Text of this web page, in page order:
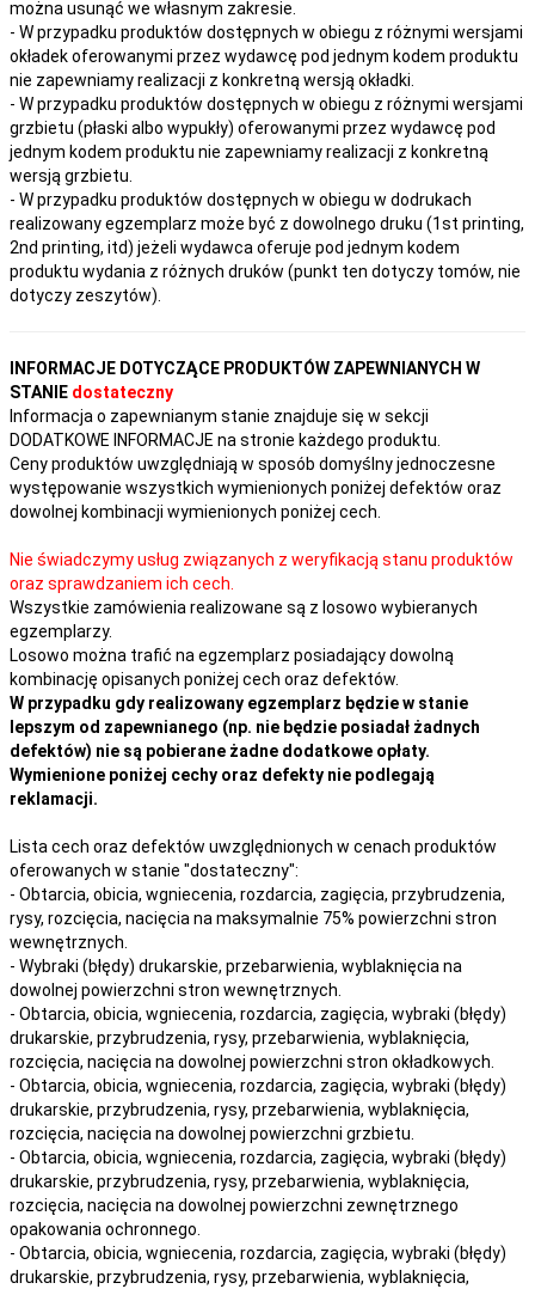
można usunąć we własnym zakresie.
- W przypadku produktów dostępnych w obiegu z różnymi wersjami
okładek oferowanymi przez wydawcę pod jednym kodem produktu
nie zapewniamy realizacji z konkretną wersją okładki.
- W przypadku produktów dostępnych w obiegu z różnymi wersjami
grzbietu (płaski albo wypukły) oferowanymi przez wydawcę pod
jednym kodem produktu nie zapewniamy realizacji z konkretną
wersją grzbietu.
- W przypadku produktów dostępnych w obiegu w dodrukach
realizowany egzemplarz może być z dowolnego druku (1st printing,
2nd printing, itd) jeżeli wydawca oferuje pod jednym kodem
produktu wydania z różnych druków (punkt ten dotyczy tomów, nie
dotyczy zeszytów).
INFORMACJE DOTYCZĄCE PRODUKTÓW ZAPEWNIANYCH W
STANIE dostateczny
Informacja o zapewnianym stanie znajduje się w sekcji
DODATKOWE INFORMACJE na stronie każdego produktu.
Ceny produktów uwzględniają w sposób domyślny jednoczesne
występowanie wszystkich wymienionych poniżej defektów oraz
dowolnej kombinacji wymienionych poniżej cech.
Nie świadczymy usług związanych z weryfikacją stanu produktów
oraz sprawdzaniem ich cech.
Wszystkie zamówienia realizowane są z losowo wybieranych
egzemplarzy.
Losowo można trafić na egzemplarz posiadający dowolną
kombinację opisanych poniżej cech oraz defektów.
W przypadku gdy realizowany egzemplarz będzie w stanie
lepszym od zapewnianego (np. nie będzie posiadał żadnych
defektów) nie są pobierane żadne dodatkowe opłaty.
Wymienione poniżej cechy oraz defekty nie podlegają
reklamacji.
Lista cech oraz defektów uwzględnionych w cenach produktów
oferowanych w stanie "dostateczny":
- Obtarcia, obicia, wgniecenia, rozdarcia, zagięcia, przybrudzenia,
rysy, rozcięcia, nacięcia na maksymalnie 75% powierzchni stron
wewnętrznych.
- Wybraki (błędy) drukarskie, przebarwienia, wyblaknięcia na
dowolnej powierzchni stron wewnętrznych.
- Obtarcia, obicia, wgniecenia, rozdarcia, zagięcia, wybraki (błędy)
drukarskie, przybrudzenia, rysy, przebarwienia, wyblaknięcia,
rozcięcia, nacięcia na dowolnej powierzchni stron okładkowych.
- Obtarcia, obicia, wgniecenia, rozdarcia, zagięcia, wybraki (błędy)
drukarskie, przybrudzenia, rysy, przebarwienia, wyblaknięcia,
rozcięcia, nacięcia na dowolnej powierzchni grzbietu.
- Obtarcia, obicia, wgniecenia, rozdarcia, zagięcia, wybraki (błędy)
drukarskie, przybrudzenia, rysy, przebarwienia, wyblaknięcia,
rozcięcia, nacięcia na dowolnej powierzchni zewnętrznego
opakowania ochronnego.
- Obtarcia, obicia, wgniecenia, rozdarcia, zagięcia, wybraki (błędy)
drukarskie, przybrudzenia, rysy, przebarwienia, wyblaknięcia,